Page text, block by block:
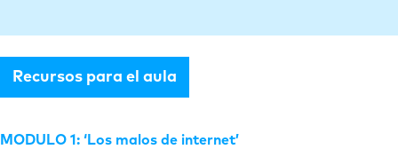
Recursos para el aula
MODULO 1: ‘Los malos de internet’